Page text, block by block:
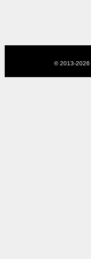
© 2013-2026